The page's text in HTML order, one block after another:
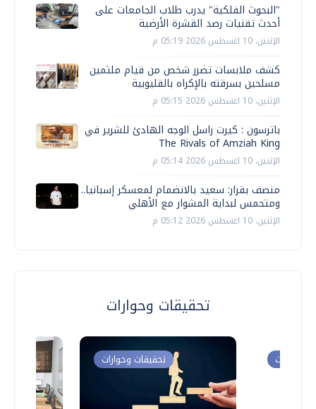
"البحوث الفلكية" يدرب طلاب الجامعات على
أحدث تقنيات رصد القشرة الأرضية
الإثنين، 10 اغسطس 2026 05:19 م
كشف ملابسات تضرر شخص من قيام ملثمين
مسلحين بسرقته بالإكراه بالقليوبية
الإثنين، 10 اغسطس 2026 05:15 م
باترسون : كيرت راسل الوجه الهادئ للشرير في
The Rivals of Amziah King
الإثنين، 10 اغسطس 2026 05:14 م
منصف بقرار: سعيد بالانضمام لمعسكر إسبانيا..
ومتحمس لبداية المشوار مع الأهلي
الإثنين، 10 اغسطس 2026 05:12 م
تحقيقات وحوارات
تحقيقات وحوارات وحوارات